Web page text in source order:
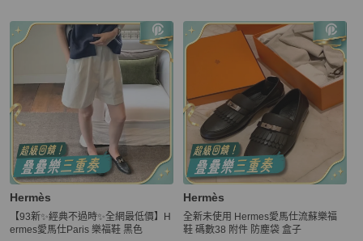
更多相似Hermès女鞋推薦精品
Hermès
【93新✨經典不過時✨全網最低價】H
ermes愛馬仕Paris 樂福鞋 黑色
Hermès
全新未使用 Hermes愛馬仕流蘇樂福
鞋 碼數38 附件 防塵袋 盒子